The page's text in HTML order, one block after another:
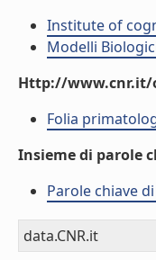
Institute of
Modelli
Http://
Folia
Insieme di parole
Parole chiave
data.CNR.it